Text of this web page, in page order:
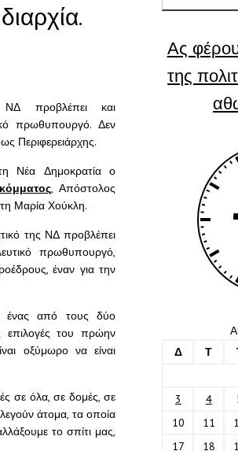
προβλέπει και
πρωθυπουργό. Δεν
Περιφερειάρχης.
Νέα Δημοκρατία ο
, Απόστολος
Μαρία Χούκλη.
της ΝΔ προβλέπει
πρωθυπουργό,
έναν για την
ένας από τους δύο
επιλογές του πρώην
οξύμωρο να είναι
σε όλα, σε δομές, σε
άτομα, τα οποία
το σπίτι μας,
Ας
της
Δ
Τ
3
4
10
11
17
18